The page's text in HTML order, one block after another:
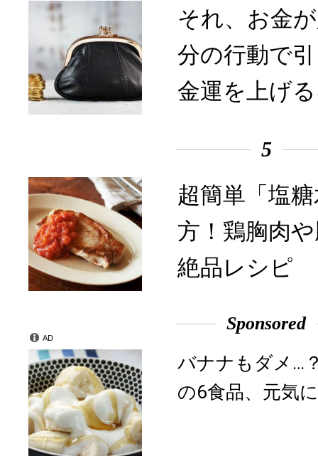
それ、お金
分の行動で
金運を上げ
5
超簡単「塩
方！鶏胸肉
絶品レシピ
Sponsored
バナナもダメ…
の6食品、元気
AD